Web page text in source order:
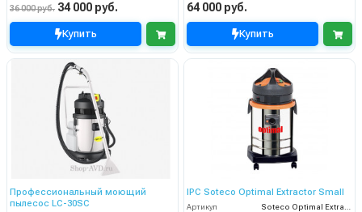
36 000 руб. 34 000 руб.
Купить
64 000 руб.
Купить
Профессиональный моющий
пылесос LC-30SC
IPC Soteco Optimal Extractor Small
Артикул